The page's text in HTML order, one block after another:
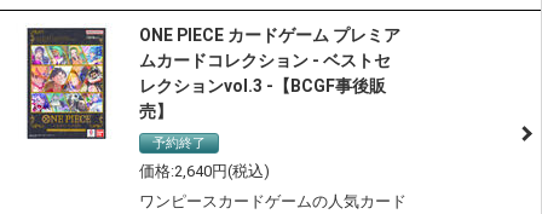
ONE PIECE カードゲーム プレミア
ムカードコレクション - ベストセ
レクションvol.3 -【BCGF事後販
売】
予約終了
2,640
ワンピースカードゲームの人気カード